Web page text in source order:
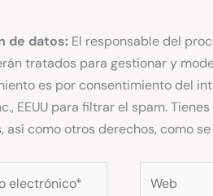
de datos: El responsable del
tratados para gestionar y
es por consentimiento del
EEUU para filtrar el spam.
como otros derechos, como